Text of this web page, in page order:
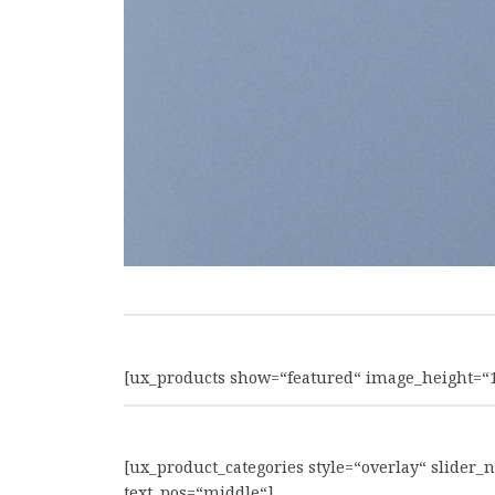
[ux_products show=“featured“
[ux_product_categories style=“overlay“